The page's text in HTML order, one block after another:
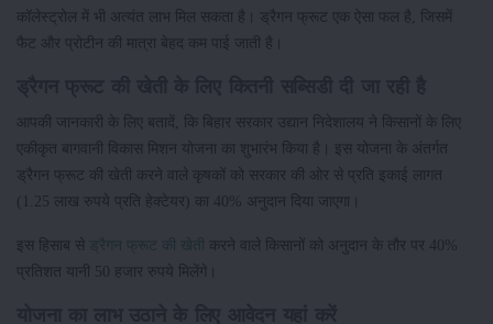
कॉलेस्ट्रोल में भी अत्यंत लाभ मिल सकता है। ड्रैगन फ्रूट एक ऐसा फल है, जिसमें
फैट और प्रोटीन की मात्रा बेहद कम पाई जाती है।
आपकी जानकारी के लिए बतादें, कि बिहार सरकार उद्यान निदेशालय ने किसानों के लिए
एकीकृत बागवानी विकास मिशन योजना का शुभारंभ किया है। इस योजना के अंतर्गत
ड्रैगन फ्रूट की खेती करने वाले कृषकों को सरकार की ओर से प्रति इकाई लागत
(1.25 लाख रुपये प्रति हेक्टेयर) का 40% अनुदान दिया जाएगा।
इस हिसाब से ड्रैगन फ्रूट की खेती
करने वाले किसानों को अनुदान के तौर पर 40%
प्रतिशत यानी 50 हजार रुपये मिलेंगे।